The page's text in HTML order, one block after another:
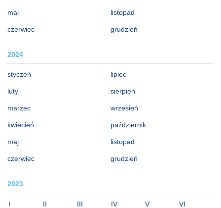
maj
czerwiec
listopad
grudzień
2024
styczeń
luty
marzec
kwiecień
maj
czerwiec
lipiec
sierpień
wrzesień
październik
listopad
grudzień
2023
I II III IV V VI